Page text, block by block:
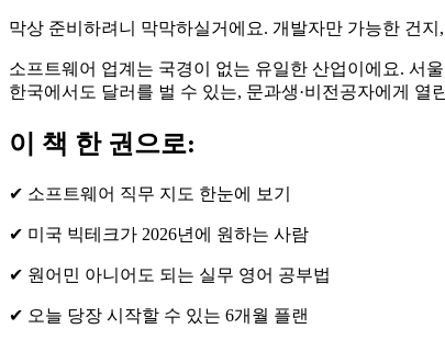
막상 준비하려니 막막하실거에요. 개발자만 가능한 건
소프트웨어 업계는 국경이 없는 유일한 산업이에요. 서
한국에서도 달러를 벌 수 있는, 문과생·비전공자에게 열
이 책 한 권으로:
✔ 소프트웨어 직무 지도 한눈에 보기
✔ 미국 빅테크가 2026년에 원하는 사람
✔ 원어민 아니어도 되는 실무 영어 공부법
✔ 오늘 당장 시작할 수 있는 6개월 플랜